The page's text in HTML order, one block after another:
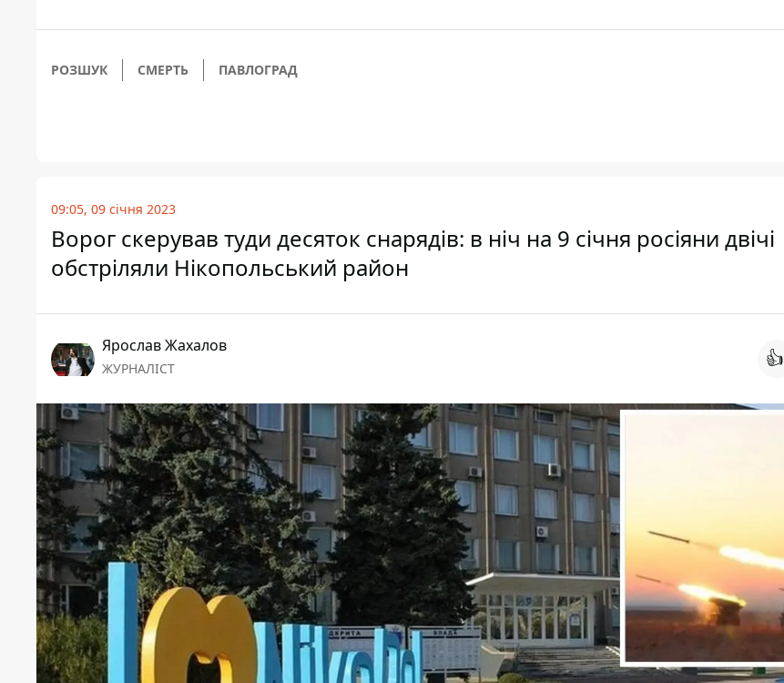
РОЗШУК СМЕРТЬ ПАВЛОГРАД
09:05, 09 січня 2023
Ворог скерував туди десяток снарядів: в ніч на 9 січня росіяни двічі
обстріляли Нікопольський район
Ярослав Жахалов
ЖУРНАЛІСТ 👍